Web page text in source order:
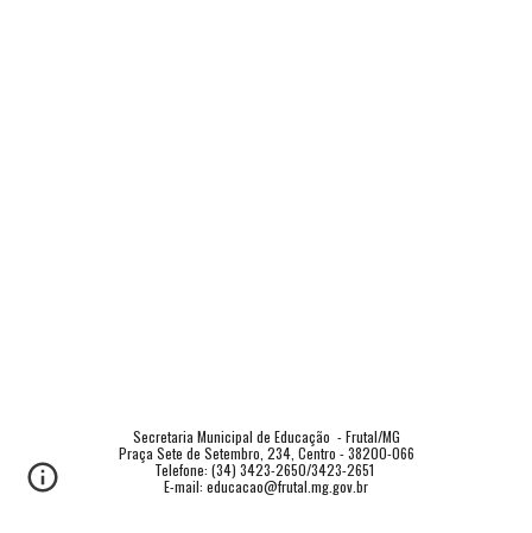
Secretaria Municipal de Educação  - Frutal/MG
Praça Sete de Setembro, 234, Centro - 38200-066
Telefone: (34) 3423-2650/3423-2651
E-mail: educacao@frutal.mg.gov.br